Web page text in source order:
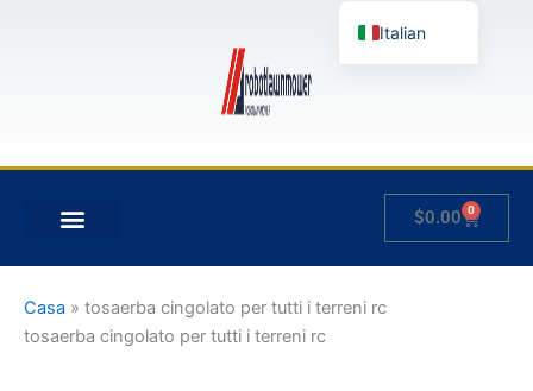
$0.00 0
Carrello
Casa » tosaerba cingolato per tutti i terreni rc
tosaerba cingolato per tutti i terreni rc
Italian
Japanese
Spanish
Hungarian
Slovenian